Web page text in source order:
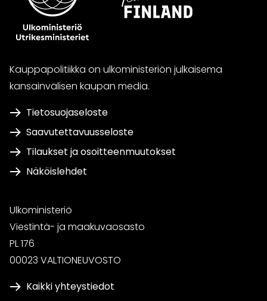
Kauppapolitiikka on ulkoministeriön julkaisema
kansainvälisen kaupan media.
Tietosuojaseloste
Saavutettavuusseloste
Tilaukset ja osoitteenmuutokset
Näköislehdet
Ulkoministeriö
Viestintä- ja maakuvaosasto
PL 176
00023 VALTIONEUVOSTO
Kaikki yhteystiedot